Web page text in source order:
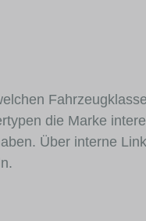
die Marke
Über interne